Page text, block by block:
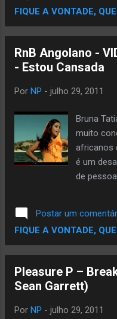
esquecidas
e esta faixa
está
www.die-
DJ Pack) by
&gt;
FIQUE A VONTADE,
RnB Angolano -
- Estou Cansada
Por NP - julho 29, 2011
Bruna
muito
africanos
é um
de
vocal da
Postar um
FIQUE A VONTADE,
Pleasure P –
Sean Garrett)
Por NP - julho 29, 2011